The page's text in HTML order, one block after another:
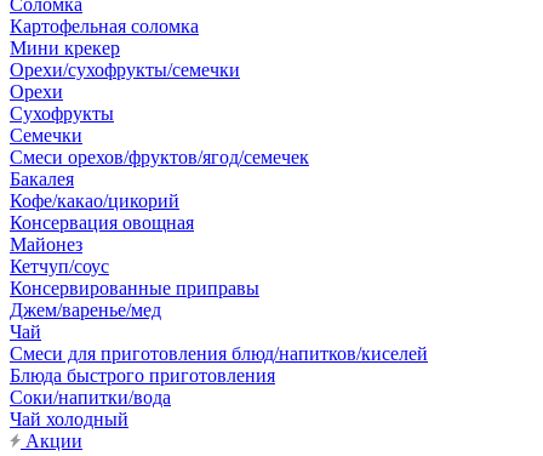
Соломка
Картофельная соломка
Мини крекер
Орехи/сухофрукты/семечки
Орехи
Сухофрукты
Семечки
Смеси орехов/фруктов/ягод/семечек
Бакалея
Кофе/какао/цикорий
Консервация овощная
Майонез
Кетчуп/соус
Консервированные приправы
Джем/варенье/мед
Чай
Смеси для приготовления блюд/напитков/киселей
Блюда быстрого приготовления
Соки/напитки/вода
Чай холодный
Акции